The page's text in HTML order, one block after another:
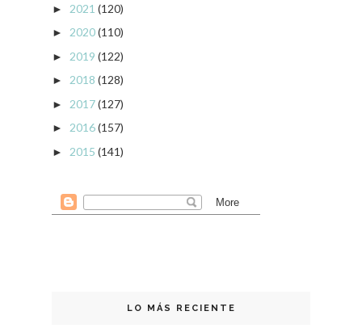
► 2021 (120)
► 2020(110)
► 2019 (122)
► 2018 (128)
► 2017(127)
► 2016(157)
► 2015 (141)
LO MÁS RECIENTE